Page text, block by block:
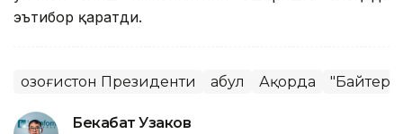
эътибор қаратди.
Қозоғистон Президенти Қабул Ақорда
Бекабат Узаков